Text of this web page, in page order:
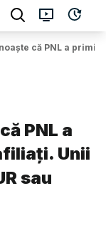
că PNL a primit
PNL a
Unii
sau